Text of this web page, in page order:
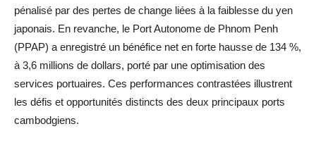
pénalisé par des pertes de change liées à la faiblesse du yen
japonais. En revanche, le Port Autonome de Phnom Penh
(PPAP) a enregistré un bénéfice net en forte hausse de 134 %,
à 3,6 millions de dollars, porté par une optimisation des
services portuaires. Ces performances contrastées illustrent
les défis et opportunités distincts des deux principaux ports
cambodgiens.